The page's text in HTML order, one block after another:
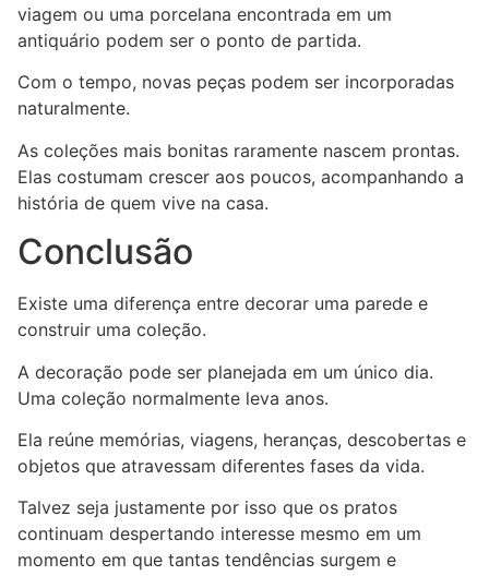
viagem ou uma porcelana encontrada em um
antiquário podem ser o ponto de partida.
Com o tempo, novas peças podem ser incorporadas
naturalmente.
As coleções mais bonitas raramente nascem prontas.
Elas costumam crescer aos poucos, acompanhando a
história de quem vive na casa.
Conclusão
Existe uma diferença entre decorar uma parede e
construir uma coleção.
A decoração pode ser planejada em um único dia.
Uma coleção normalmente leva anos.
Ela reúne memórias, viagens, heranças, descobertas e
objetos que atravessam diferentes fases da vida.
Talvez seja justamente por isso que os pratos
continuam despertando interesse mesmo em um
momento em que tantas tendências surgem e